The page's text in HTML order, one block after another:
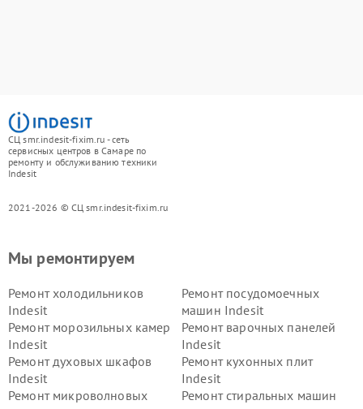
СЦ smr.indesit-fixim.ru - сеть
сервисных центров в Самаре по
ремонту и обслуживанию техники
Indesit
2021-2026 © СЦ smr.indesit-fixim.ru
Мы ремонтируем
Ремонт холодильников
Indesit
Ремонт посудомоечных
машин Indesit
Ремонт морозильных камер
Indesit
Ремонт варочных панелей
Indesit
Ремонт духовых шкафов
Indesit
Ремонт кухонных плит
Indesit
Ремонт микроволновых
Ремонт стиральных машин